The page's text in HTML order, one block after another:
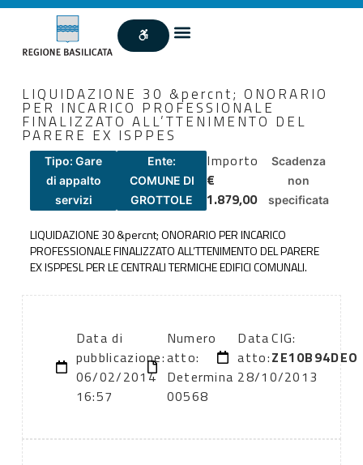
LIQUIDAZIONE 30 &percnt; ONORARIO
PER INCARICO PROFESSIONALE
FINALIZZATO ALL’TTENIMENTO DEL
PARERE EX ISPPES
Tipo: Gare
di appalto
servizi
Ente:
COMUNE DI
GROTTOLE
Importo
€
1.879,00
Scadenza
non
specificata
LIQUIDAZIONE 30 &percnt; ONORARIO PER INCARICO
PROFESSIONALE FINALIZZATO ALL’TTENIMENTO DEL PARERE
EX ISPPESL PER LE CENTRALI TERMICHE EDIFICI COMUNALI.
Data di
pubblicazione:
06/02/2014
16:57
Numero
atto:
Determina
00568
Data
atto:
28/10/2013
CIG:
ZE10B94DEO